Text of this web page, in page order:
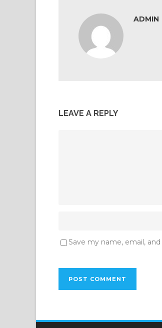
ADMIN
LEAVE A REPLY
Save my name, email,